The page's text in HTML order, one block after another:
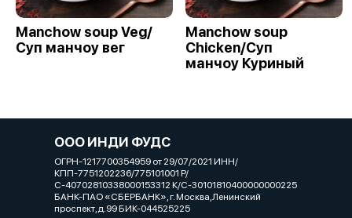
Manchow soup Veg/
Суп манчоу вег
Manchow soup
Chicken/Суп
манчоу Куриный
ООО ИНДИ ФУДС
ОГРН-1217700354959 от 29/07/2021 ИНН/
КПП-7751202236/775101001 Р/
С-40702810338000153312 К/С-30101810400000000225
БАНК-ПАО «СБЕРБАНК», г. Москва,Ленинский
проспект,д.99 БИК-044525225